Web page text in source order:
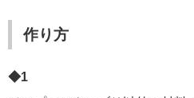
作り方
◆1